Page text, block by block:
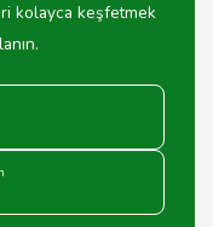
kolayca keşfetmek